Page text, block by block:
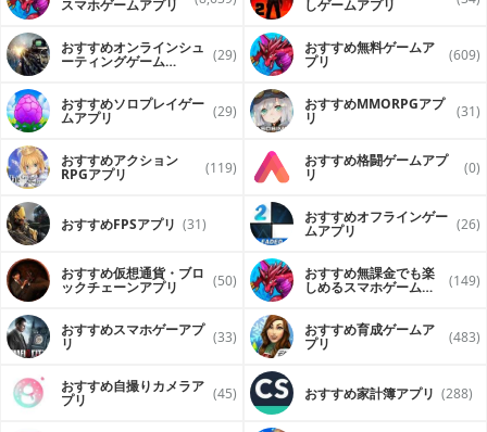
スマホゲームアプリ しゲームアプリ
おすすめオンラインシュ
ーティングゲーム (29) おすすめ無料ゲームア
プリ (609)
おすすめソロプレイゲー
ムアプリ (29) おすすめ MMORPGアプ
リ (31)
おすすめアクション
RPGアプリ (119) おすすめ格闘ゲームアプ
リ (0)
おすすめFPSアプリ (31) おすすめオフラインゲー
ムアプリ (26)
おすすめ仮想通貨・ブロ
ックチェーンアプリ (50) おすすめ無課金でも楽
しめるスマホゲームア (149)
おすすめスマホゲーアプ
リ (33) おすすめ育成ゲームア
プリ (483)
おすすめ自撮りカメラア
プリ (45) おすすめ家計簿アプリ (288)